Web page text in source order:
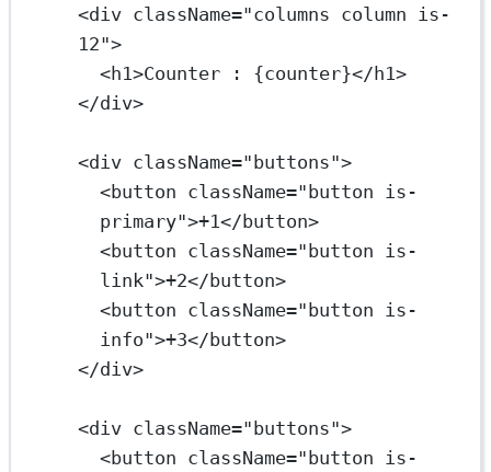
<div className="columns column is-
12">
<h1>Counter : {counter}</ h1>
</div>
<div className="buttons">
<button className="button is-
primary">+1</ button>
<button className="button is-
link">+2</ button>
<button className="button is-
info">+3</ button>
</div>
<div className="buttons">
<button className="button is-